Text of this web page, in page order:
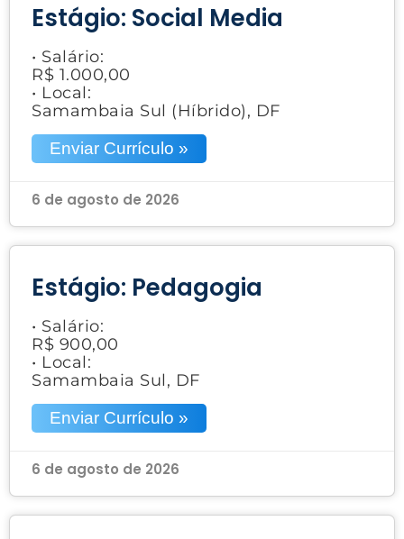
Estágio: Social Media
• Salário:
R$ 1.000,00
• Local:
Samambaia Sul (Híbrido), DF
Enviar Currículo »
6 de agosto de 2026
Estágio: Pedagogia
• Salário:
R$ 900,00
• Local:
Samambaia Sul, DF
Enviar Currículo »
6 de agosto de 2026